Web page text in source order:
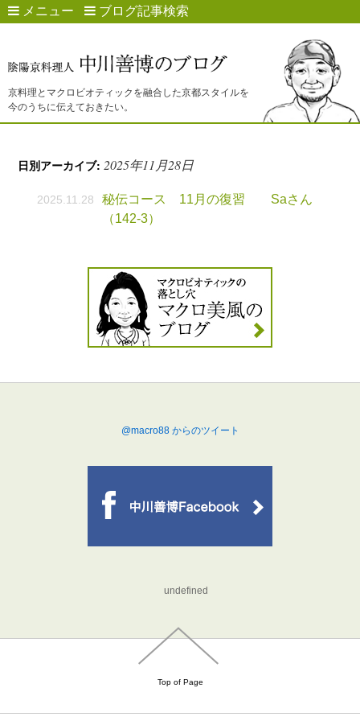
メニュー ブログ記事検索
京料理とマクロビオティックを融合した京都スタイルを
今のうちに伝えておきたい。
日別アーカイブ:2025年11月28日
2025.11.28
秘伝コース 11月の復習 Saさん
（142-3）
@macro88 からのツイート
undefined
Top of Page